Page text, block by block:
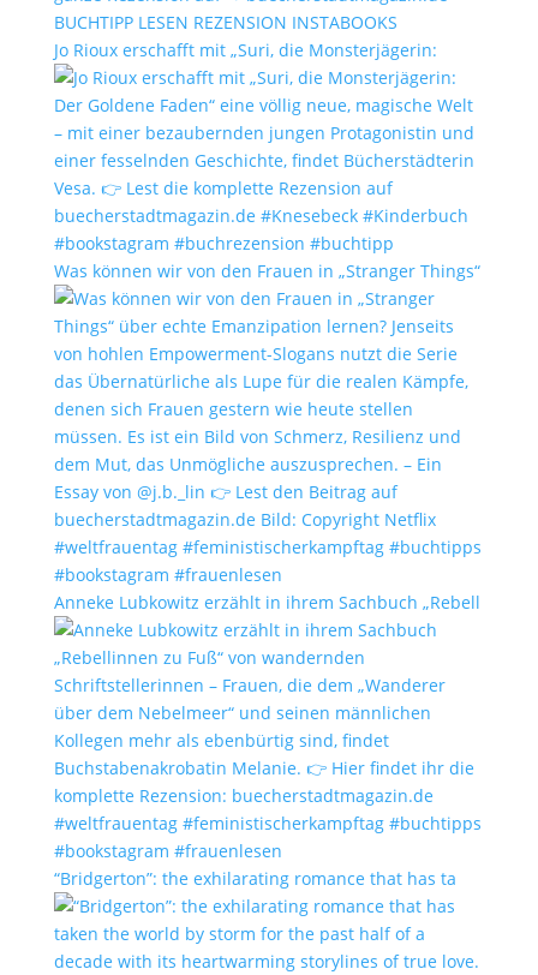
Jo Rioux erschafft mit „Suri, die Monsterjägerin:
Was können wir von den Frauen in „Stranger Things“
Anneke Lubkowitz erzählt in ihrem Sachbuch „Rebell
“Bridgerton”: the exhilarating romance that has ta